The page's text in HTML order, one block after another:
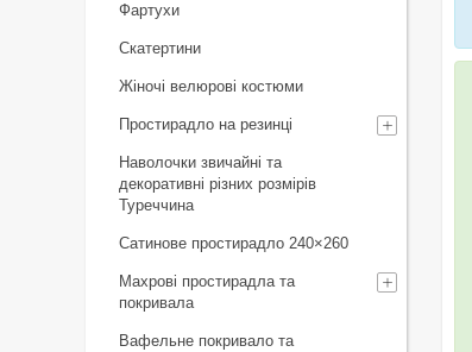
Фартухи
Скатертини
Жіночі велюрові костюми
Простирадло на резинці
Наволочки звичайні та
декоративні різних розмірів
Туреччина
Сатинове простирадло 240×260
Махрові простирадла та
покривала
Вафельне покривало та